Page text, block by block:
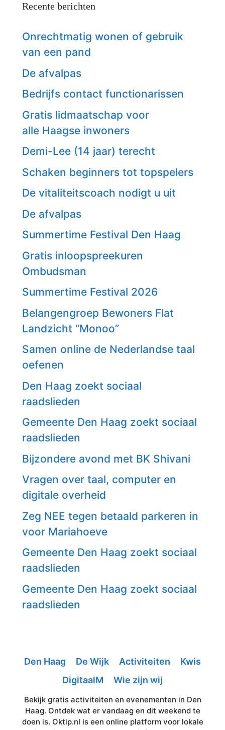
Recente berichten
Onrechtmatig wonen of gebruik
van een pand
De afvalpas
Bedrijfs contact functionarissen
Gratis lidmaatschap voor
alle Haagse inwoners
Demi-Lee (14 jaar) terecht
Schaken beginners tot topspelers
De vitaliteitscoach nodigt u uit
De afvalpas
Summertime Festival Den Haag
Gratis inloopspreekuren
Ombudsman
Summertime Festival 2026
Belangengroep Bewoners Flat
Landzicht “Monoo”
Samen online de Nederlandse taal
oefenen
Den Haag zoekt sociaal
raadslieden
Gemeente Den Haag zoekt sociaal
raadslieden
Bijzondere avond met BK Shivani
Vragen over taal, computer en
digitale overheid
Zeg NEE tegen betaald parkeren in
voor Mariahoeve
Gemeente Den Haag zoekt sociaal
raadslieden
Gemeente Den Haag zoekt sociaal
raadslieden
Den Haag De Wijk Activiteiten
Kwis
DigitaalM
Wie zijn wij
Bekijk gratis activiteiten en evenementen in Den
Haag. Ontdek wat er vandaag en dit weekend te
doen is. Oktip.nl is een online platform voor lokale